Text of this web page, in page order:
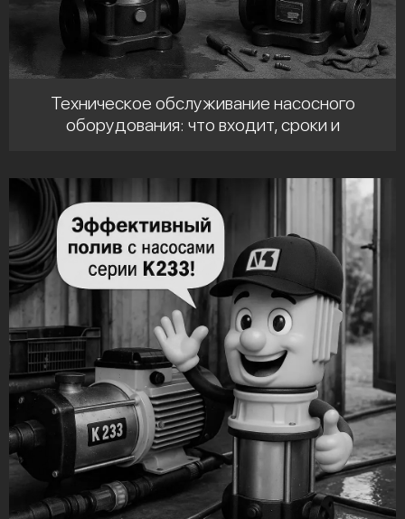
Техническое обслуживание насосного
оборудования: что входит, сроки и